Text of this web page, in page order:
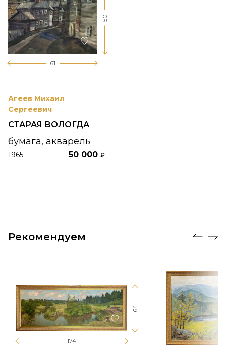
61
50
Агеев Михаил
Сергеевич
СТАРАЯ ВОЛОГДА
бумага, акварель
1965 50 000 ₽
Рекомендуем
174
64